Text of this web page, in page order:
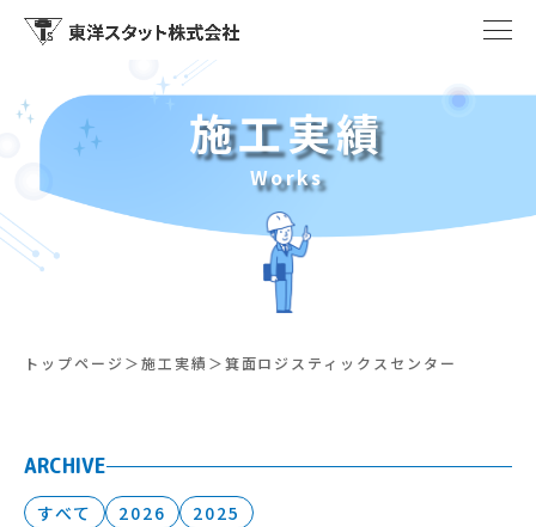
施工実績
Works
トップページ 施工実績 箕面ロジスティックスセンター
ARCHIVE
すべて 2026 2025